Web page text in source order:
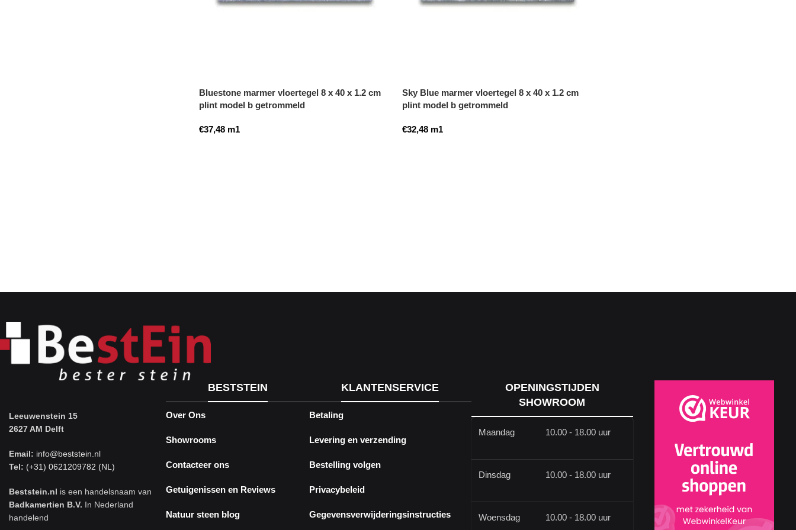
Bluestone marmer vloertegel 8 x 40 x 1.2 cm
plint model b getrommeld
€37,48 m1
Sky Blue marmer vloertegel 8 x 40 x 1.2 cm
plint model b getrommeld
€32,48 m1
Leeuwenstein 15
2627 AM Delft
Email: info@beststein.nl
Tel: (+31) 0621209782 (NL)
Beststein.nl is een handelsnaam van
Badkamertien B.V. In Nederland
handelend
BESTSTEIN
Over Ons
Showrooms
Contacteer ons
Getuigenissen en Reviews
Natuur steen blog
KLANTENSERVICE
Betaling
Levering en verzending
Bestelling volgen
Privacybeleid
Gegevensverwijderingsinstructies
OPENINGSTIJDEN
SHOWROOM
Maandag 10.00 - 18.00 uur
Dinsdag 10.00 - 18.00 uur
Woensdag 10.00 - 18.00 uur